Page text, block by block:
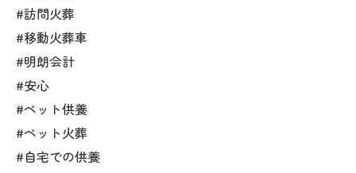
#訪問火葬
#移動火葬車
#明朗会計
#安心
#ペット供養
#ペット火葬
#自宅での供養